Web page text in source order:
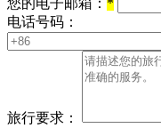
您的电子邮箱： *
电话号码：
旅行要求：